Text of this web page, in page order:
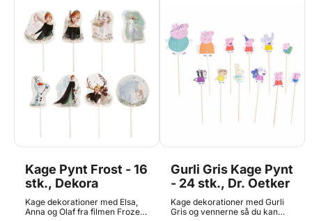
Kage Pynt Frost - 16
stk., Dekora
Kage dekorationer med Elsa,
Anna og Olaf fra filmen Frozen,
Gurli Gris Kage Pynt
- 24 stk., Dr. Oetker
Kage dekorationer med Gurli
Gris og vennerne så du kan